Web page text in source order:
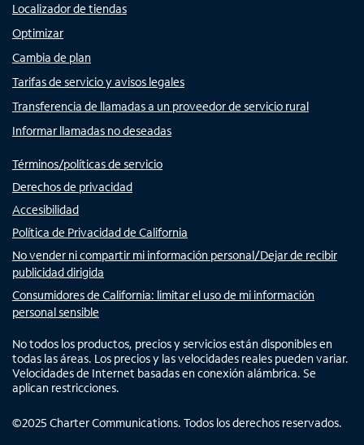
Localizador de tiendas
Optimizar
Cambia de plan
Tarifas de servicio y avisos legales
Transferencia de llamadas a un proveedor de servicio rural
Informar llamadas no deseadas
Términos/políticas de servicio
Derechos de privacidad
Accesibilidad
Política de Privacidad de California
No vender ni compartir mi información personal/Dejar de recibir
publicidad dirigida
Consumidores de California: limitar el uso de mi información
personal sensible
No todos los productos, precios y servicios están disponibles en
todas las áreas. Los precios y las velocidades reales pueden variar.
Velocidades de Internet basadas en conexión alámbrica. Se
aplican restricciones.
©2025 Charter Communications. Todos los derechos reservados.